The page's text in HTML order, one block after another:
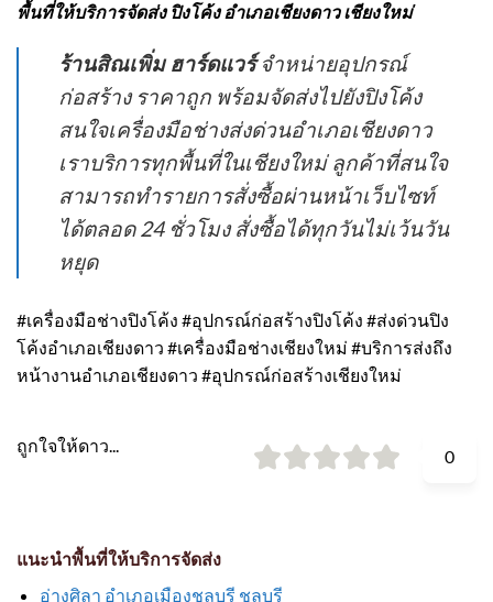
พื้นที่ให้บริการจัดส่ง ปิงโค้ง อำเภอเชียงดาว เชียงใหม่
ร้านสิณเพิ่ม ฮาร์ดแวร์จำหน่ายอุปกรณ์
ก่อสร้าง ราคาถูก พร้อมจัดส่งไปยังปิงโค้ง
สนใจเครื่องมือช่างส่งด่วนอำเภอเชียงดาว
เราบริการทุกพื้นที่ในเชียงใหม่ ลูกค้าที่สนใจ
สามารถทำรายการสั่งซื้อผ่านหน้าเว็บไซท์
ได้ตลอด 24 ชั่วโมง สั่งซื้อได้ทุกวันไม่เว้นวัน
หยุด
#เครื่องมือช่างปิงโค้ง #อุปกรณ์ก่อสร้างปิงโค้ง #ส่งด่วนปิง
โค้งอำเภอเชียงดาว #เครื่องมือช่างเชียงใหม่ #บริการส่งถึง
หน้างานอำเภอเชียงดาว #อุปกรณ์ก่อสร้างเชียงใหม่
ถูกใจให้ดาว...
0
แนะนำพื้นที่ให้บริการจัดส่ง
อ่างศิลา อำเภอเมืองชลบุรี ชลบุรี